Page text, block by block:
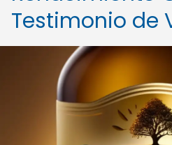
Testimonio de